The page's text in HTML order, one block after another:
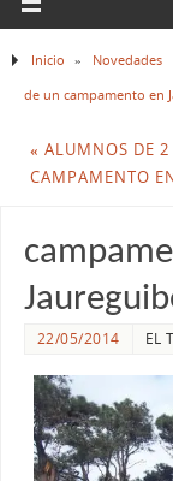
Inicio » Novedades
de un campamento en
« ALUMNOS DE 2
CAMPAMENTO
22/05/2014 EL